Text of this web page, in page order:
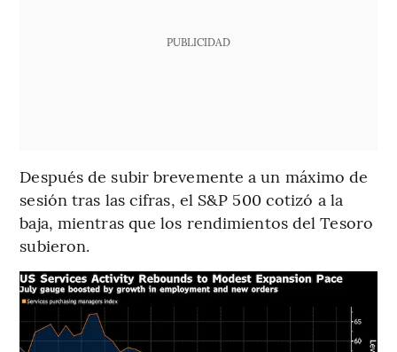
PUBLICIDAD
Después de subir brevemente a un máximo de
sesión tras las cifras, el S&P 500 cotizó a la
baja, mientras que los rendimientos del Tesoro
subieron.